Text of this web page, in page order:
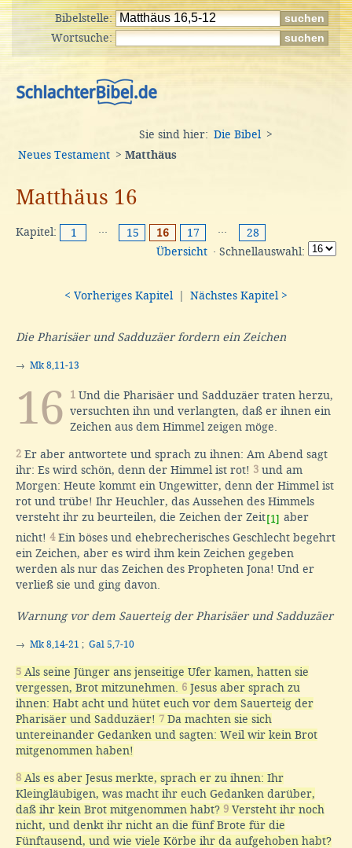
Bibelstelle:
Wortsuche:
Sie sind hier: Die Bibel
>
Neues Testament > Matthäus
Matthäus 16
Kapitel: 1 ··· 15 16 17 ···
28
Übersicht · Schnellauswahl:
< Vorheriges Kapitel Nächstes Kapitel >
Die Pharisäer und Sadduzäer fordern ein Zeichen
→ Mk 8,11-13
16 1 Und die Pharisäer und Sadduzäer traten herzu,
versuchten ihn und verlangten, daß er ihnen ein
Zeichen aus dem Himmel zeigen möge.
2 Er aber antwortete und sprach zu ihnen: Am Abend sagt
ihr: Es wird schön, denn der Himmel ist rot! 3 und am
Morgen: Heute kommt ein Ungewitter, denn der Himmel ist
rot und trübe! Ihr Heuchler, das Aussehen des Himmels
versteht ihr zu beurteilen, die Zeichen der Zeit [1] aber
nicht! 4Ein böses und ehebrecherisches Geschlecht begehrt
ein Zeichen, aber es wird ihm kein Zeichen gegeben
werden als nur das Zeichen des Propheten Jona! Und er
verließ sie und ging davon.
Warnung vor dem Sauerteig der Pharisäer und Sadduzäer
→ Mk 8,14-21 ; Gal 5,7-10
5 Als seine Jünger ans jenseitige Ufer kamen, hatten sie
vergessen, Brot mitzunehmen. 6 Jesus aber sprach zu
ihnen: Habt acht und hütet euch vor dem Sauerteig der
Pharisäer und Sadduzäer! 7 Da machten sie sich
untereinander Gedanken und sagten: Weil wir kein Brot
mitgenommen haben!
8 Als es aber Jesus merkte, sprach er zu ihnen: Ihr
Kleingläubigen, was macht ihr euch Gedanken darüber,
daß ihr kein Brot mitgenommen habt? 9 Versteht ihr noch
nicht, und denkt ihr nicht an die fünf Brote für die
Fünftausend, und wie viele Körbe ihr da aufgehoben habt?